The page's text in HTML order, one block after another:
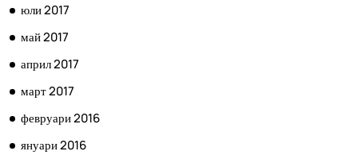
юли 2017
май 2017
април 2017
март 2017
февруари 2016
януари 2016